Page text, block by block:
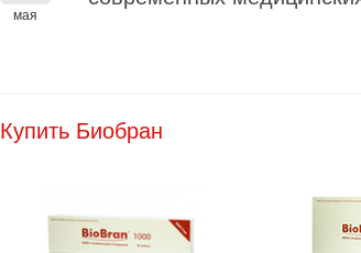
мая
Купить Биобран